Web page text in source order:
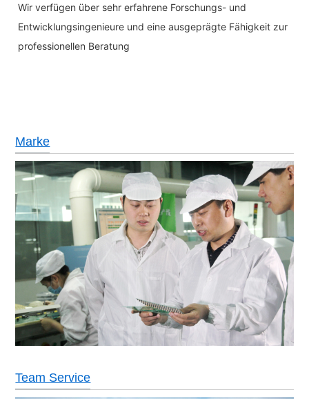
Wir verfügen über sehr erfahrene Forschungs- und
Entwicklungsingenieure und eine ausgeprägte Fähigkeit zur
professionellen Beratung
Marke
Team Service